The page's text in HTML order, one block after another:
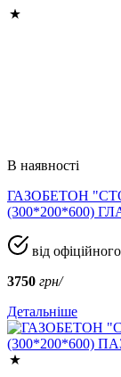
В наявності
ГАЗОБЕТОН
(300*200*600)
від
3750 грн/
Детальніше